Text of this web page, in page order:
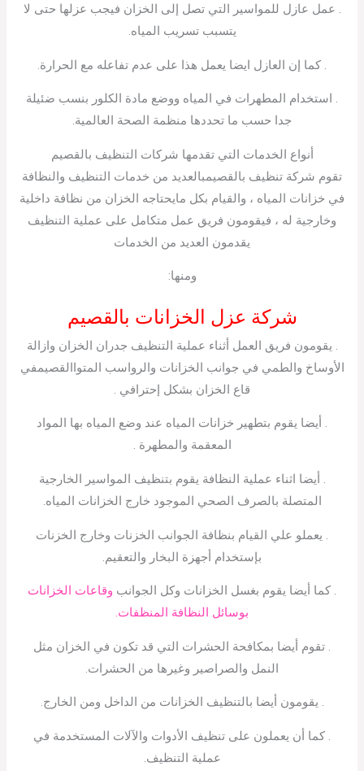
. عمل عازل للمواسير التي تصل إلى الخزان فيجب عزلها حتى لا
يتسبب تسريب المياه.
. كما إن العازل ايضا يعمل هذا على عدم تفاعله مع الحرارة.
. استخدام المطهرات في المياه ووضع مادة الكلور بنسب ضئيلة
جدا حسب ما تحددها منظمة الصحة العالمية.
أنواع الخدمات التي تقدمها شركات التنظيف بالقصيم
تقوم شركة تنظيف بالقصيمبالعديد من خدمات التنظيف والنظافة
في خزانات المياه ، والقيام بكل مايحتاجه الخزان من نظافة داخلية
وخارجية له ، فيقومون فريق عمل متكامل على عملية التنظيف
يقدمون العديد من الخدمات
ومنها:
شركة عزل الخزانات بالقصيم
. يقومون فريق العمل أثناء عملية التنظيف جدران الخزان وازالة
الأوساخ والطمي في جوانب الخزانات والرواسب المتواالقصيمفي
قاع الخزان بشكل إحترافي .
. أيضا يقوم بتطهير خزانات المياه عند وضع المياه بها المواد
المعقمة والمطهرة .
. أيضا اثناء عملية النظافة يقوم بتنظيف المواسير الخارجية
المتصلة بالصرف الصحي الموجود خارج الخزانات المياه.
. يعملو علي القيام بنظافة الجوانب الخزنات وخارج الخزنات
بإستخدام أجهزة البخار والتعقيم.
. كما أيضا يقوم بغسل الخزانات وكل الجوانب وقاعات الخزانات
بوسائل النظافة المنظفات.
. تقوم أيضا بمكافحة الحشرات التي قد تكون في الخزان مثل
النمل والصراصير وغيرها من الحشرات.
. يقومون أيضا بالتنظيف الخزانات من الداخل ومن الخارج.
. كما أن يعملون على تنظيف الأدوات والآلات المستخدمة في
عملية التنظيف.